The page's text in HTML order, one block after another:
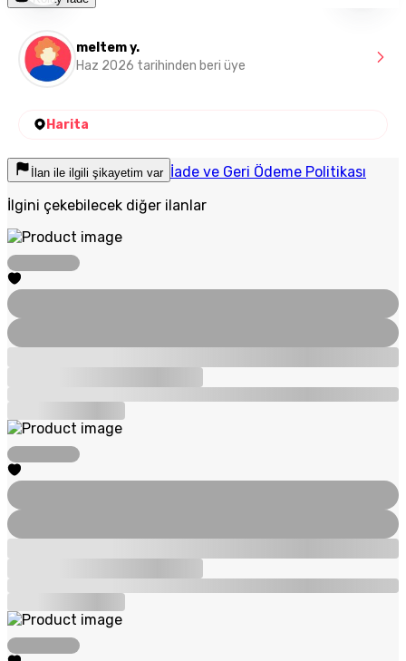
meltem y.
Haz 2026 tarihinden beri üye
Harita
İlan ile ilgili şikayetim var İade ve Geri Ödeme Politikası
İlgini çekebilecek diğer ilanlar